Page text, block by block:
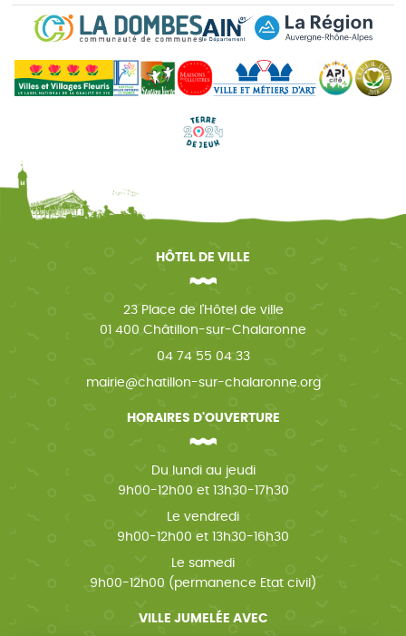
HÔTEL DE VILLE
23 Place de l'Hôtel de ville
01 400 Châtillon-sur-Chalaronne
04 74 55 04 33
mairie@chatillon-sur-chalaronne.org
HORAIRES D'OUVERTURE
Du lundi au jeudi
9h00-12h00 et 13h30-17h30
Le vendredi
9h00-12h00 et 13h30-16h30
Le samedi
9h00-12h00 (permanence Etat civil)
VILLE JUMELÉE AVEC